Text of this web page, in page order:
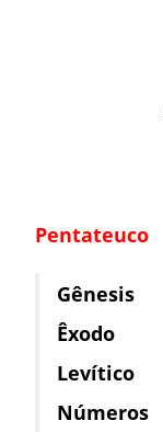
Pentateuco
Gênesis
Êxodo
Levítico
Números